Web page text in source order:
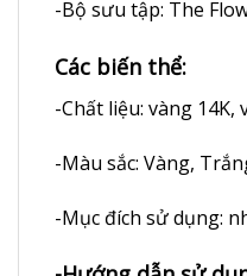
-Bộ sưu tập: The
Các biến thể:
-Chất liệu: vàng 14K,
-Màu sắc: Vàng,
-Mục đích sử dụng: